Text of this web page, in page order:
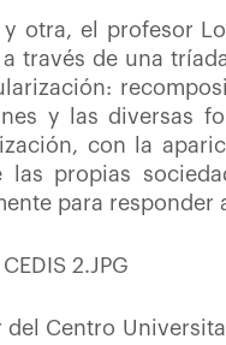
y otra, el profesor
través de una
y las diversas
con la
las propias
para responder
del Centro